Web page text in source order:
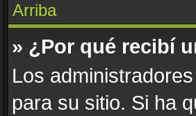
Arriba
» ¿Por qué recibí
Los
para su sitio. Si ha